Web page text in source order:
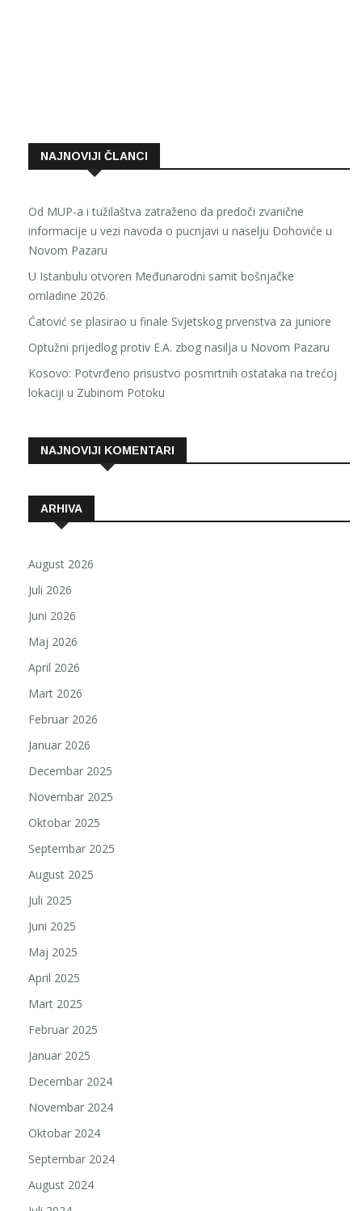
NAJNOVIJI ČLANCI
Od MUP-a i tužilaštva zatraženo da predoči zvanične
informacije u vezi navoda o pucnjavi u naselju Dohoviće u
Novom Pazaru
U Istanbulu otvoren Međunarodni samit bošnjačke
omladine 2026.
Ćatović se plasirao u finale Svjetskog prvenstva za juniore
Optužni prijedlog protiv E.A. zbog nasilja u Novom Pazaru
Kosovo: Potvrđeno prisustvo posmrtnih ostataka na trećoj
lokaciji u Zubinom Potoku
NAJNOVIJI KOMENTARI
ARHIVA
August 2026
Juli 2026
Juni 2026
Maj 2026
April 2026
Mart 2026
Februar 2026
Januar 2026
Decembar 2025
Novembar 2025
Oktobar 2025
Septembar 2025
August 2025
Juli 2025
Juni 2025
Maj 2025
April 2025
Mart 2025
Februar 2025
Januar 2025
Decembar 2024
Novembar 2024
Oktobar 2024
Septembar 2024
August 2024